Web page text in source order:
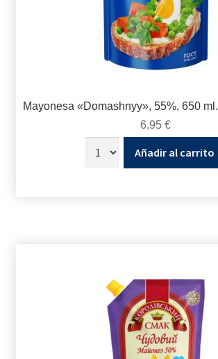
Mayonesa «Domashnyy», 55%, 650 ml.
6,95 €
Añadir al carrito